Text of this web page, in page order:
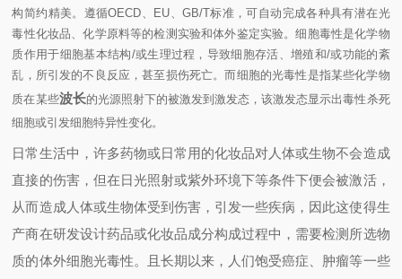
构简约精美。遵循OECD、EU、GB/T标准，可自动完成各种具有潜在光
毒性化妆品、化学原料等的检测实验和体外鉴定实验。细胞毒性是化学物
质作用于细胞基本结构/或生理过程，导致细胞存活、增殖和/或功能的紊
乱，所引发的不良反应，甚至损伤死亡。而细胞的光毒性是指某些化学物
质在某些波长的光源照射下的被激发到激发态，该激发态显示出毒性杀死
细胞或引发细胞特异性变化。
日常生活中，许多药物或日常用的化妆品对人体或生物不会造成
直接的伤害，但在日光照射或紫外环境下等条件下便会被激活，
从而造成人体或生物体受到伤害，引发一些疾病，因此这使得生
产商在研发设计药品或化妆品成分构成过程中，需要检测所选物
质的体外细胞光毒性。且长期以来，人们饱受癌症、肿瘤等一些